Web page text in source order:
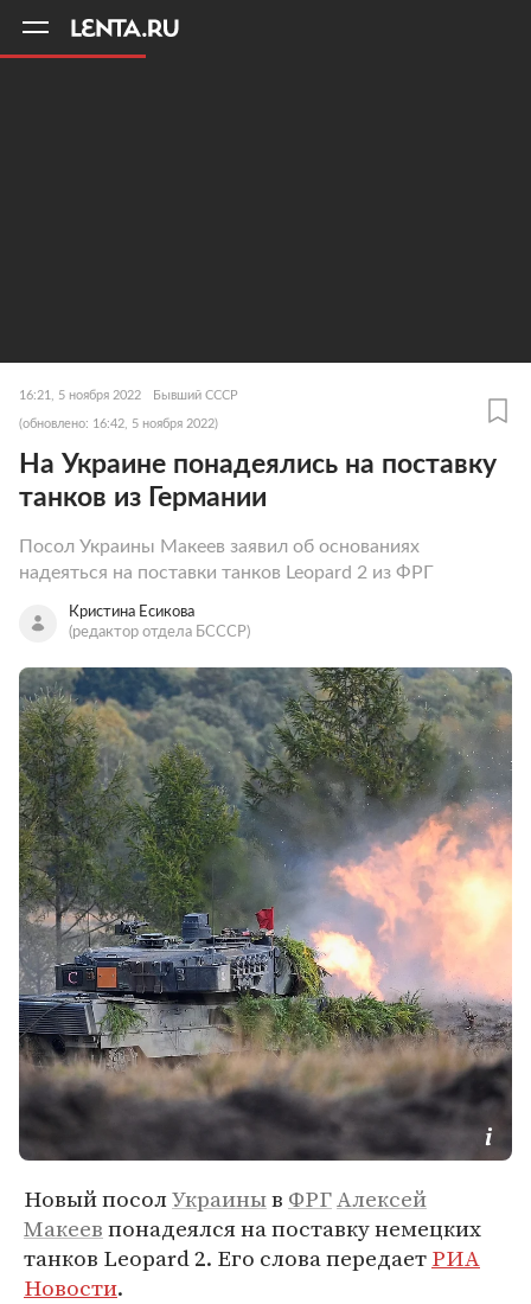
16:21, 5 ноября 2022 Бывший СССР
(обновлено: 16:42, 5 ноября 2022)
На Украине понадеялись на поставку
танков из Германии
Посол Украины Макеев заявил об основаниях
надеяться на поставки танков Leopard 2 из ФРГ
Кристина Есикова
(редактор отдела БСССР)
Новый посолУкраиныв ФРГАлексей
Макеевпонадеялся на поставку немецких
танков Leopard 2. Его слова передаетРИА
Новости.